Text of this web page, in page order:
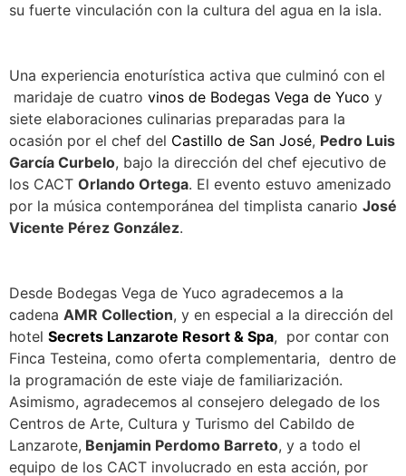
su fuerte vinculación con la cultura del agua en la isla.
Una experiencia enoturística activa que culminó con el
maridaje de cuatro vinos de Bodegas Vega de Yuco y
siete elaboraciones culinarias preparadas para la
ocasión por el chef del Castillo de San José, Pedro Luis
García Curbelo, bajo la dirección del chef ejecutivo de
los CACT Orlando Ortega. El evento estuvo amenizado
por la música contemporánea del timplista canario José
Vicente Pérez González.
Desde Bodegas Vega de Yuco agradecemos a la
cadena AMR Collection, y en especial a la dirección del
hotel Secrets Lanzarote Resort & Spa, por contar con
Finca Testeina, como oferta complementaria, dentro de
la programación de este viaje de familiarización.
Asimismo, agradecemos al consejero delegado de los
Centros de Arte, Cultura y Turismo del Cabildo de
Lanzarote, Benjamin Perdomo Barreto, y a todo el
equipo de los CACT involucrado en esta acción, por